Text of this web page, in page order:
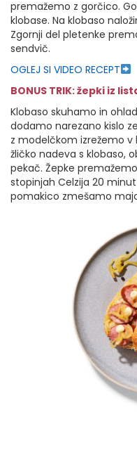
premažemo z gorčico.
klobase. Na klobaso
Zgornji del pletenke
sendvič.
OGLEJ SI VIDEO RECEPT
BONUS TRIK: žepki iz
Klobaso skuhamo in
dodamo narezano kislo
z modelčkom izrežemo v
žličko nadeva s klobaso,
pekač. Žepke
stopinjah Celzija 20
pomakico zmešamo